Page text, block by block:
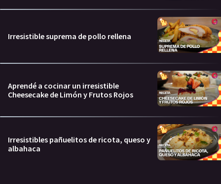
Irresistible suprema de pollo rellena
Aprendé a cocinar un irresistible
Cheesecake de Limón y Frutos Rojos
Irresistibles pañuelitos de ricota, queso y
albahaca